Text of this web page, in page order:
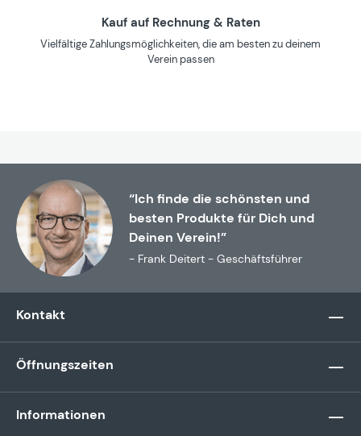
Kauf auf Rechnung & Raten
Vielfältige Zahlungsmöglichkeiten, die am besten zu deinem
Verein passen
“Ich finde die schönsten und
besten Produkte für Dich und
Deinen Verein!”
- Frank Deitert - Geschäftsführer
Kontakt
Öffnungszeiten
Informationen